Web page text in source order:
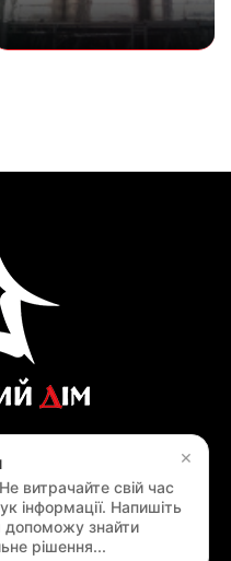
АКЦІЇ
витрачайте свій час
інформації. Напишіть
допоможу знайти
рішення...
×